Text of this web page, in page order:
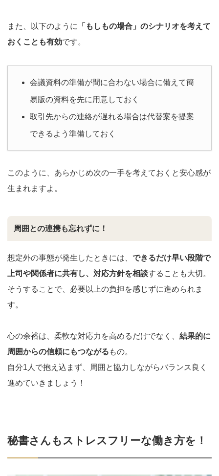
また、以下のように
「もしもの場合」のシナリオを考えて
おくことも有効です。
会議資料の準備が間に合わない場合に備えて簡
易版の資料を先に用意しておく
取引先からの連絡が遅れる場合は代替案を提案
できるよう準備しておく
このように、あらかじめ次の一手を考えておくと安心感が
生まれますよ。
周囲との連携も忘れずに！
想定外の事態が発生したときには、 できるだけ早い段階で
上司や関係者に共有し、対応方針を相談することも大切。
そうすることで、必要以上の負担を感じずに進められま
す。
心の余裕は、柔軟な対応力を高めるだけでなく、 結果的に
周囲からの信頼にもつながる もの。
自分1人で抱え込まず、周囲と協力しながらバランス良く
進めていきましょう！
秘書さんもストレスフリーな働き方を！